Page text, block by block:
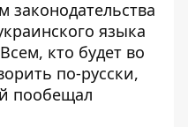
языка
кто будет во
по-русски,
пообещал